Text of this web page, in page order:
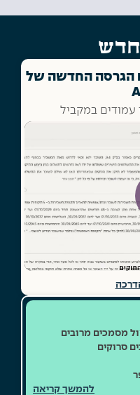
הגרסה החדשה של
במקביל
מסמכים מרובים
להמשך קריאה